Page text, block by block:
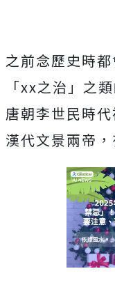
之前念歷史時
「xx之治」之
唐朝李世民時
漢代文景兩帝，